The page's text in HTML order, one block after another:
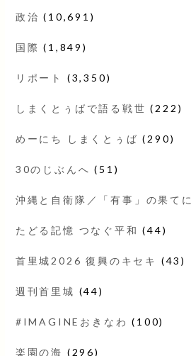
政治 (10,691)
国際 (1,849)
リポート (3,350)
しまくとぅばで語る戦世 (222)
めーにち しまくとぅば (290)
30のじぶんへ (51)
沖縄と自衛隊／「有事」の果てに
たどる記憶 つなぐ平和 (44)
首里城2026 復興のキセキ (43)
週刊首里城 (44)
#IMAGINEおきなわ (100)
楽園の海 (296)